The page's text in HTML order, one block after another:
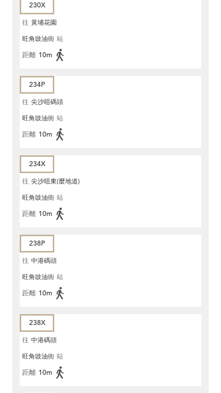
230X
往 黃埔花園
旺角豉油街 站
距離 10m
234P
往 尖沙咀碼頭
旺角豉油街 站
距離 10m
234X
往 尖沙咀東(麼地道)
旺角豉油街 站
距離 10m
238P
往 中港碼頭
旺角豉油街 站
距離 10m
238X
往 中港碼頭
旺角豉油街 站
距離 10m